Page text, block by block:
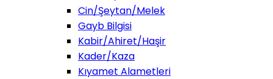
Cin/Şeytan/Melek
Gayb Bilgisi
Kabir/Ahiret/Haşir
Kader/Kaza
Kıyamet Alametleri